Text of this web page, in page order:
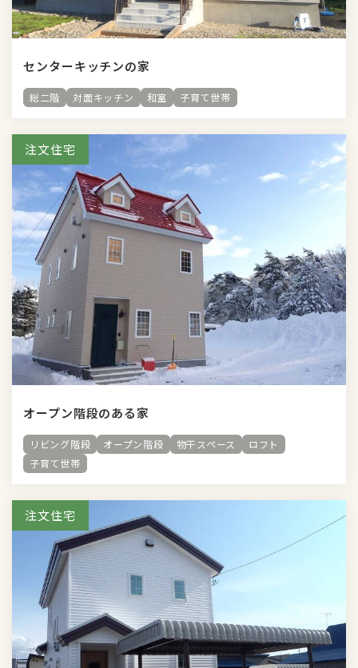
センターキッチンの家
総二階 対面キッチン 和室 子育て世帯
オープン階段のある家
リビング階段 オープン階段 物干スペース
ロフト
子育て世帯
注文住宅
注文住宅